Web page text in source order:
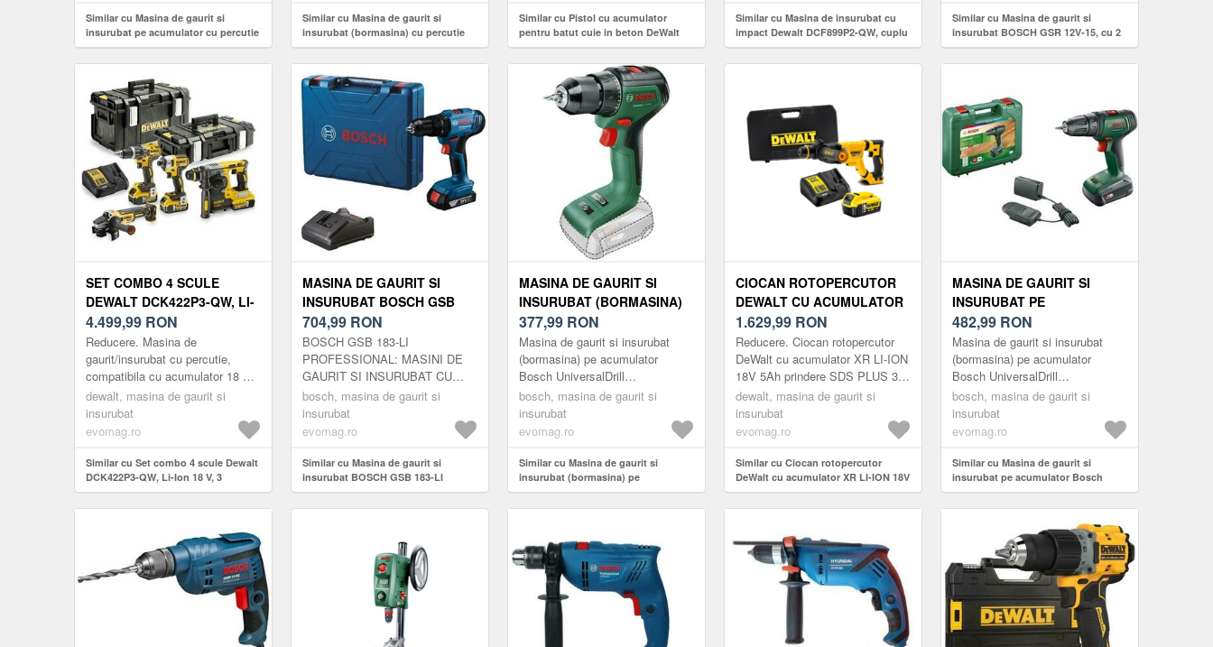
Similar cu Masina de gaurit si
insurubat pe acumulator cu percutie
Bosch UniversalImpact 06039D7100,
18 V, 1900 rpm, 60 Nm, 28.500 bpm,
Fara acumulator/incarcator
PROFESIONALA
Similar cu Masina de gaurit si
insurubat (bormasina) cu percutie
pe acumulator Bosch Universal
Impact 18, 18 V, 2 trepte de putere,
1450 RPM, 2 acumulatori, incarcator,
241 de accesorii, valiza profesionala
Similar cu Pistol cu acumulator
pentru batut cuie in beton DeWalt
DCN890P2
Similar cu Masina de insurubat cu
impact Dewalt DCF899P2-QW, cuplu
ridicat, motor fara perii colectoare
din seria XR de 18V
Similar cu Masina de gaurit si
insurubat BOSCH GSR 12V-15, cu 2
acumulatori de 2Ah, geanta textila
SET COMBO 4 SCULE
DEWALT DCK422P3-QW, LI-
ION 18 V, 3 ACUMULATORI,
INCARCATOR SI VALIZA
TRANSPORT
4.499,99 RON
Reducere. Masina de
gaurit/insurubat cu percutie,
compatibila cu acumulator 18 V,
70 Nm, Dewalt, DCD796N-XJ•
Masina este dotata cu un motor
fara perii colect...
dewalt, masina de gaurit si
insurubat
evomag.ro
Similar cu Set combo 4 scule Dewalt
DCK422P3-QW, Li-Ion 18 V, 3
acumulatori, incarcator si valiza
transport
MASINA DE GAURIT SI
INSURUBAT BOSCH GSB
183-LI PROFESIONAL, 374-
1815 RPM, CUPLU 21/56/56
NM, 1 X ACUMULATOR LI-
ION 18V, 2 AH, CUTIE
(ALBASTRU/NEGRU)
704,99 RON
BOSCH GSB 183-LI
PROFESSIONAL: MASINI DE
GAURIT SI INSURUBAT CU
IMPACT CU
ACUMULATOREfectuati mai usor
sarcini dificile cu masina de
bosch, masina de gaurit si
insurubat
evomag.ro
Similar cu Masina de gaurit si
insurubat BOSCH GSB 183-LI
Profesional, 374-1815 rpm, cuplu
21/56/56 Nm, 1 x acumulator Li-ion
MASINA DE GAURIT SI
INSURUBAT (BORMASINA)
PE ACUMULATOR BOSCH
UNIVERSALDRILL
06039D7000, 18 V, 1900 RPM,
60 NM, 13 MM MANDRINA
RAPIDA, CAP SURUBELNITA
DUBLU, FARA
ACUMULATOR/INCARCATOR
377,99 RON
Masina de gaurit si insurubat
(bormasina) pe acumulator
Bosch UniversalDrill
06039D7000, 18 V, 1900 RPM,
60 Nm, 13 mm mandrina rapida,
cap surubeln...
bosch, masina de gaurit si
insurubat
evomag.ro
Similar cu Masina de gaurit si
insurubat (bormasina) pe
acumulator Bosch UniversalDrill
06039D7000, 18 V, 1900 RPM, 60 Nm,
acumulator/incarcator
CIOCAN ROTOPERCUTOR
DEWALT CU ACUMULATOR
XR LI-ION 18V 5AH
PRINDERE SDS PLUS 3 J
1.629,99 RON
Reducere. Ciocan rotopercutor
DeWalt cu acumulator XR LI-ION
18V 5Ah prindere SDS PLUS 3 J
Ciocanul rotopercutor SDS-Plus
DCH263P1-QW face parte din
gama de ...
dewalt, masina de gaurit si
insurubat
evomag.ro
Similar cu Ciocan rotopercutor
DeWalt cu acumulator XR LI-ION 18V
5Ah prindere SDS PLUS 3 J
MASINA DE GAURIT SI
INSURUBAT PE
ACUMULATOR BOSCH
UNIVERSALDRILL
06039D4001, 18 V, 1.5 AH,
1450 RPM, 23/32 NM, 30 MM
DIAMETRU MAXIM
GAURIRE, ACUMULATOR,
INCARCATOR, CAP
VALIZA PROFESIONALA
482,99 RON
Masina de gaurit si insurubat
(bormasina) pe acumulator
Bosch UniversalDrill
06039D4001, 18 V, 1.5 Ah, 1450
RPM, 23/32 Nm, 30 mm
diametru maxim gau...
bosch, masina de gaurit si
insurubat
evomag.ro
Similar cu Masina de gaurit si
insurubat pe acumulator Bosch
UniversalDrill 06039D4001, 18 V, 1.5
Ah, 1450 RPM, 23/32 Nm, 30 mm
diametru maxim gaurire, acumulator,
incarcator, cap surubelnita dublu,
valiza profesionala